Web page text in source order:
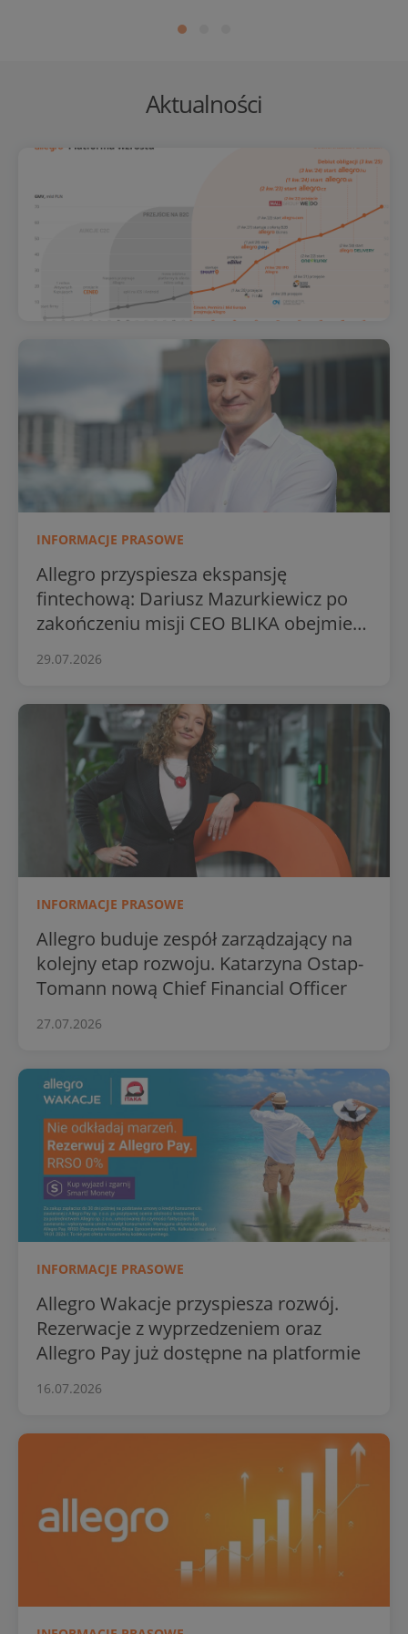
Aktualności
INFORMACJE PRASOWE
Allegro przyspiesza ekspansję
fintechową: Dariusz Mazurkiewicz po
zakończeniu misji CEO BLIKA obejmie
29.07.2026
INFORMACJE PRASOWE
Allegro buduje zespół zarządzający na
kolejny etap rozwoju. Katarzyna Ostap-
Tomann nową Chief Financial Officer
27.07.2026
INFORMACJE PRASOWE
Allegro Wakacje przyspiesza rozwój.
Rezerwacje z wyprzedzeniem oraz
Allegro Pay już dostępne na platformie
16.07.2026